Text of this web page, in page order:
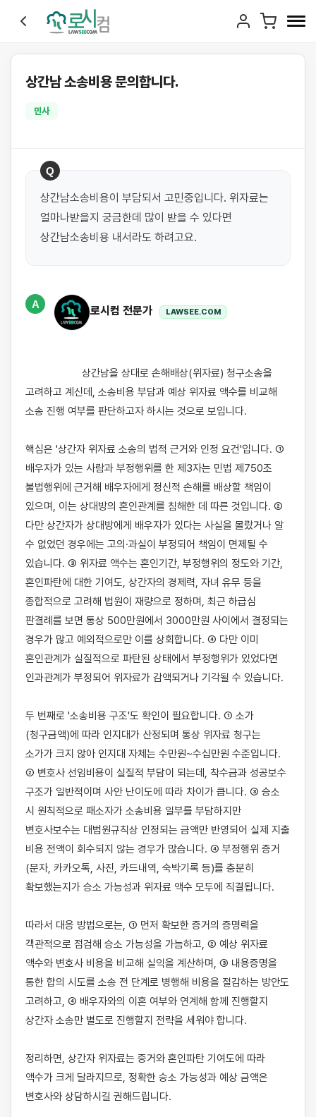
상간남 소송비용 문의합니다.
민사
Q
상간남소송비용이 부담되서 고민중입니다. 위자료는
얼마나받을지 궁금한데 많이 받을 수 있다면
상간남소송비용 내서라도 하려고요.
A
로시컴 전문가 LAWSEE.COM
고려하고 계신데, 소송비용 부담과 예상 위자료 액수를 비교해
소송 진행 여부를 판단하고자 하시는 것으로 보입니다.
핵심은 '상간자 위자료 소송의 법적 근거와 인정 요건'입니다. ①
배우자가 있는 사람과 부정행위를 한 제3자는 민법 제750조
불법행위에 근거해 배우자에게 정신적 손해를 배상할 책임이
있으며, 이는 상대방의 혼인관계를 침해한 데 따른 것입니다. ②
다만 상간자가 상대방에게 배우자가 있다는 사실을 몰랐거나 알
수 없었던 경우에는 고의·과실이 부정되어 책임이 면제될 수
있습니다. ③ 위자료 액수는 혼인기간, 부정행위의 정도와 기간,
혼인파탄에 대한 기여도, 상간자의 경제력, 자녀 유무 등을
종합적으로 고려해 법원이 재량으로 정하며, 최근 하급심
판결례를 보면 통상 500만원에서 3000만원 사이에서 결정되는
경우가 많고 예외적으로만 이를 상회합니다. ④ 다만 이미
혼인관계가 실질적으로 파탄된 상태에서 부정행위가 있었다면
인과관계가 부정되어 위자료가 감액되거나 기각될 수 있습니다.
두 번째로 '소송비용 구조'도 확인이 필요합니다. ① 소가
(청구금액)에 따라 인지대가 산정되며 통상 위자료 청구는
소가가 크지 않아 인지대 자체는 수만원~수십만원 수준입니다.
② 변호사 선임비용이 실질적 부담이 되는데, 착수금과 성공보수
구조가 일반적이며 사안 난이도에 따라 차이가 큽니다. ③ 승소
시 원칙적으로 패소자가 소송비용 일부를 부담하지만
변호사보수는 대법원규칙상 인정되는 금액만 반영되어 실제 지출
비용 전액이 회수되지 않는 경우가 많습니다. ④ 부정행위 증거
(문자, 카카오톡, 사진, 카드내역, 숙박기록 등)를 충분히
확보했는지가 승소 가능성과 위자료 액수 모두에 직결됩니다.
따라서 대응 방법으로는, ① 먼저 확보한 증거의 증명력을
객관적으로 점검해 승소 가능성을 가늠하고, ② 예상 위자료
액수와 변호사 비용을 비교해 실익을 계산하며, ③ 내용증명을
통한 합의 시도를 소송 전 단계로 병행해 비용을 절감하는 방안도
고려하고, ④ 배우자와의 이혼 여부와 연계해 함께 진행할지
상간자 소송만 별도로 진행할지 전략을 세워야 합니다.
정리하면, 상간자 위자료는 증거와 혼인파탄 기여도에 따라
액수가 크게 달라지므로, 정확한 승소 가능성과 예상 금액은
변호사와 상담하시길 권해드립니다.